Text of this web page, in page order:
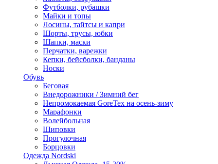
Футболки, рубашки
Майки и топы
Лосины, тайтсы и капри
Шорты, трусы, юбки
Шапки, маски
Перчатки, варежки
Кепки, бейсболки, банданы
Носки
Обувь
Беговая
Внедорожники / Зимний бег
Непромокаемая GoreTex на осень-зиму
Марафонки
Волейбольная
Шиповки
Прогулочная
Борцовки
Одежда Nordski